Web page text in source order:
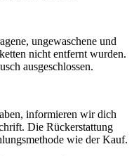
ungewaschene und
nicht entfernt wurden.
ausgeschlossen.
informieren wir dich
Die Rückerstattung
wie der Kauf.